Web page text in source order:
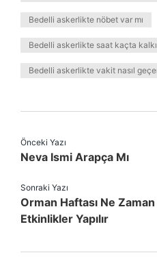
Bedelli askerlikte nöbet var mı
Bedelli askerlikte saat kaçta
Bedelli askerlikte vakit nasıl
Önceki Yazı
Neva Ismi Arapça Mı
Sonraki Yazı
Orman Haftası Ne
Etkinlikler Yapılır